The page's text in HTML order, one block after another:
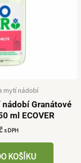
mytí nádobí
Granátové
ml ECOVER
s DPH
KOŠÍKU